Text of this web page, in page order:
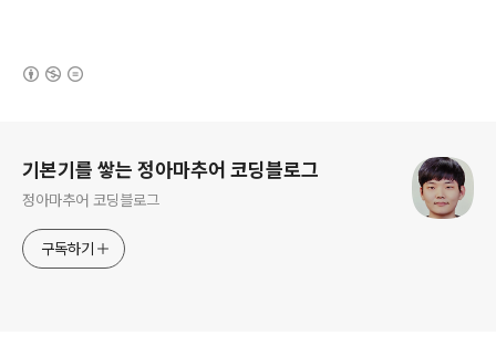
기본기를 쌓는 정아마추어 코딩블로그
정아마추어 코딩블로그
구독하기